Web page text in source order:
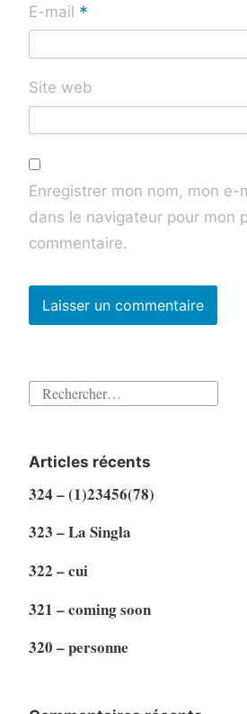
E-mail *
Site web
Enregistrer mon nom, mon e-
dans le navigateur pour mon
commentaire.
Rechercher :
Articles récents
324 – (1)23456(78)
323 – La Singla
322 – cui
321 – coming soon
320 – personne